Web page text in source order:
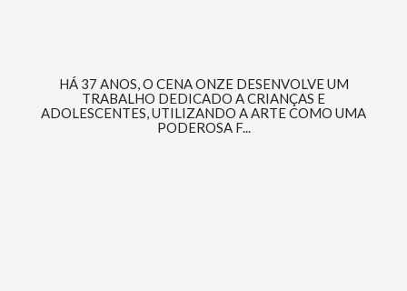
HÁ 37 ANOS, O CENA ONZE DESENVOLVE UM
TRABALHO DEDICADO A CRIANÇAS E
ADOLESCENTES, UTILIZANDO A ARTE COMO UMA
PODEROSA F...